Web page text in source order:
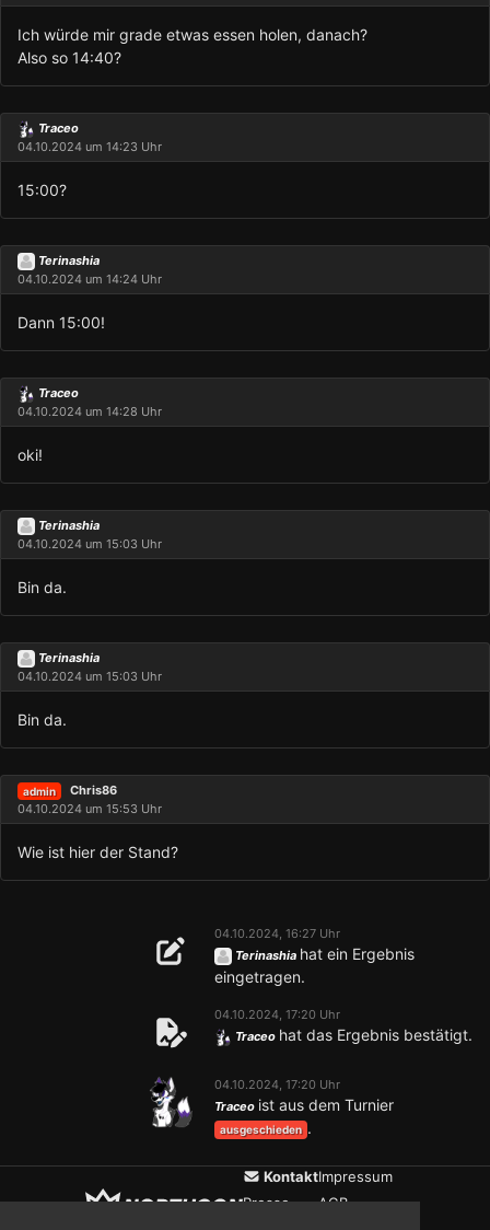
Ich würde mir grade etwas essen holen, danach?
Also so 14:40?
Traceo
04.10.2024 um 14:23 Uhr
15:00?
Terinashia
04.10.2024 um 14:24 Uhr
Dann 15:00!
Traceo
04.10.2024 um 14:28 Uhr
oki!
Terinashia
04.10.2024 um 15:03 Uhr
Bin da.
Terinashia
04.10.2024 um 15:03 Uhr
Bin da.
admin
Chris86
04.10.2024 um 15:53 Uhr
Wie ist hier der Stand?
04.10.2024, 16:27 Uhr
Terinashia hat ein Ergebnis
eingetragen.
04.10.2024, 17:20 Uhr
Traceo hat das Ergebnis bestätigt.
04.10.2024, 17:20 Uhr
Traceo ist aus dem Turnier
ausgeschieden .
Kontakt
Presse
Impressum
AGB